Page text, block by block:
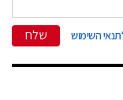
השימוש שלח